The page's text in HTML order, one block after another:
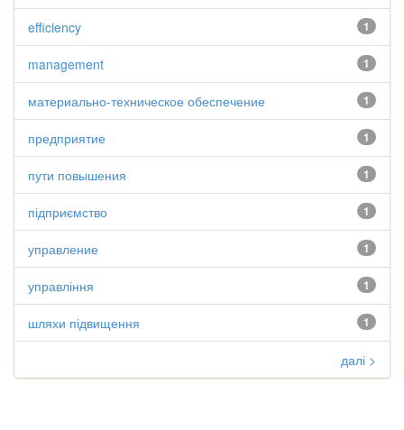
1
efficiency
1
management
1
материально-техническое обеспечение
1
предприятие
1
пути повышения
1
підприємство
1
управление
1
управління
1
шляхи підвищення
далі >